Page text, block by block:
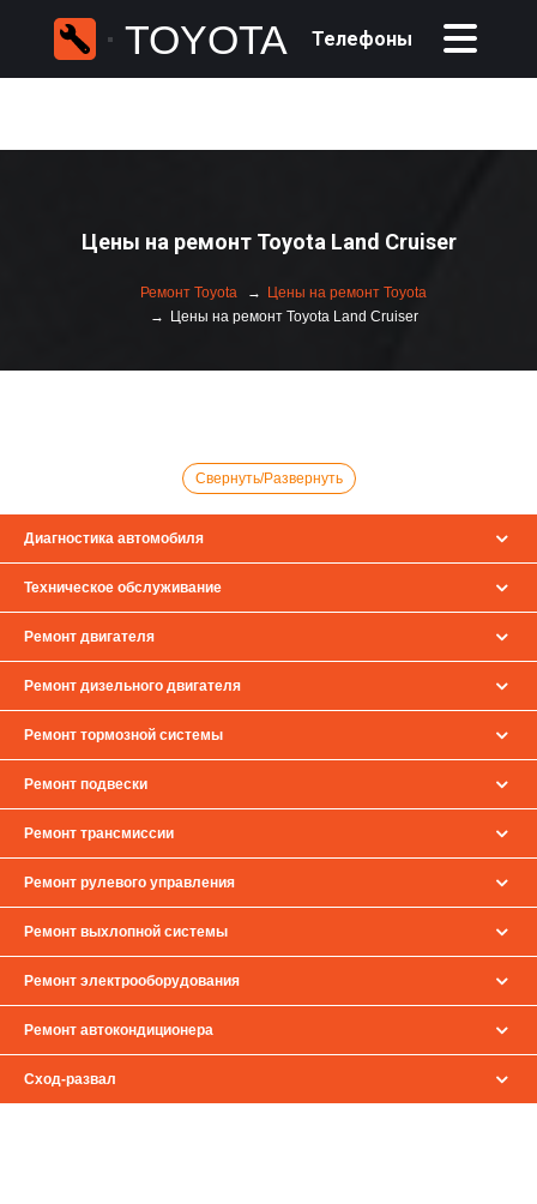
TOYOTA Телефоны
Цены на ремонт Toyota Land Cruiser
Ремонт Toyota
Цены на ремонт Toyota
Цены на ремонт Toyota Land Cruiser
Свернуть/Развернуть
Диагностика автомобиля
Техническое обслуживание
Ремонт двигателя
Ремонт дизельного двигателя
Ремонт тормозной системы
Ремонт подвески
Ремонт трансмиссии
Ремонт рулевого управления
Ремонт выхлопной системы
Ремонт электрооборудования
Ремонт автокондиционера
Сход-развал